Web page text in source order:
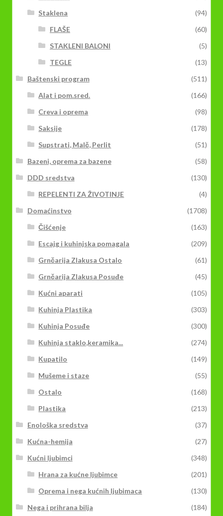
Staklena
(94)
FLAŠE
(60)
STAKLENI BALONI
(5)
TEGLE
(13)
Baštenski program
(511)
Alat i pom.sred.
(166)
Creva i oprema
(98)
Saksije
(178)
Supstrati, Malč, Perlit
(51)
Bazeni, oprema za bazene
(58)
DDD sredstva
(130)
REPELENTI ZA ŽIVOTINJE
(4)
Domaćinstvo
(1708)
Čišćenje
(163)
Escajg i kuhinjska pomagala
(209)
Grnčarija Zlakusa Ostalo
(61)
Grnčarija Zlakusa Posuđe
(45)
Kućni aparati
(105)
Kuhinja Plastika
(303)
Kuhinja Posuđe
(300)
Kuhinja staklo,keramika...
(274)
Kupatilo
(149)
Mušeme i staze
(55)
Ostalo
(168)
Plastika
(213)
Enološka sredstva
(37)
Kućna-hemija
(27)
Kućni ljubimci
(348)
Hrana za kućne ljubimce
(201)
Oprema i nega kućnih ljubimaca
(130)
Nega i prihrana bilja
(184)